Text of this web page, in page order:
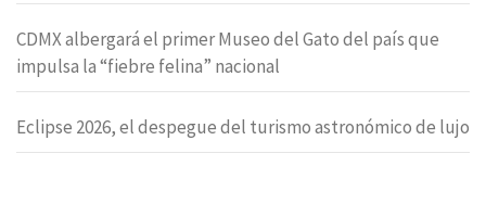
CDMX albergará el primer Museo del Gato del país que
impulsa la “fiebre felina” nacional
Eclipse 2026, el despegue del turismo astronómico de lujo